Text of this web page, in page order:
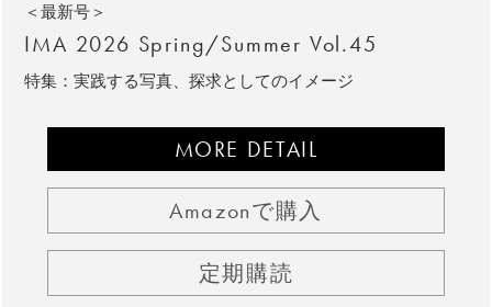
＜最新号＞
IMA 2026 Spring/Summer Vol.45
特集：実践する写真、探求としてのイメージ
MORE DETAIL
Amazonで購入
定期購読